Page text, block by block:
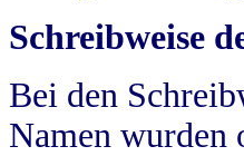
Schreibweise
Bei den
Namen wurden